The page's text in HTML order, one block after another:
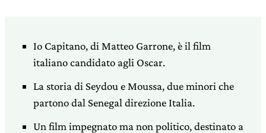
Io Capitano, di Matteo Garrone, è il film
italiano candidato agli Oscar.
La storia di Seydou e Moussa, due minori che
partono dal Senegal direzione Italia.
Un film impegnato ma non politico, destinato a